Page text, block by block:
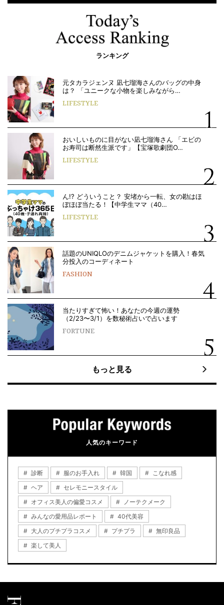
ランキング
元タカラジェンヌ 凪七瑠海さんのバッグの中身
は？ 「ユニークな小物を楽しみながら…
LIFESTYLE
おいしいものに目がない凪七瑠海さん 「エビの
お寿司は断然生派です」【宝塚歌劇団O…
LIFESTYLE
ん!? どういうこと？ 安堵から一転、女の勘はほ
ぼほぼ当たる！【中学生ママ（40…
LIFESTYLE
話題のUNIQLOのデニムジャケットを購入！春気
分投入のコーディネート
FASHION
当たりすぎて怖い！あなたの今週の運勢
（2/23〜3/1）を数秘術占いで占います
FORTUNE
もっと見る
人気のキーワード
診断 服のお手入れ 韓国
こなれ感
ヘア
セレモニースタイル
オフィス美人の偏愛コスメ
ノーテクメーク
みんなの愛用品レポート
40代美容
大人のプチプラコスメ
プチプラ
無印良品
楽して美人